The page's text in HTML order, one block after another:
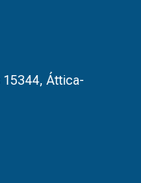
15344, Áttica-